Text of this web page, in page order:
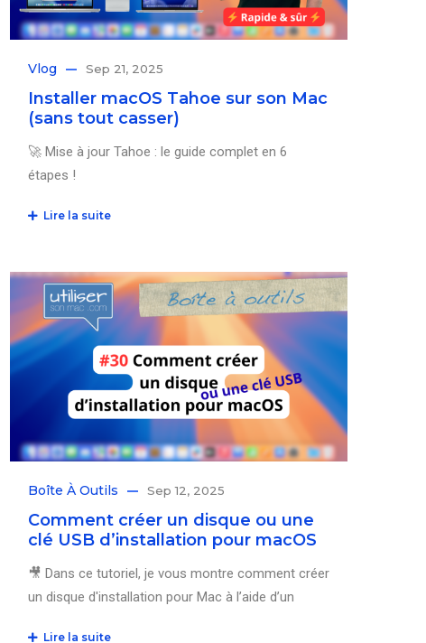
Vlog Sep 21, 2025
Installer macOS Tahoe sur son Mac
(sans tout casser)
🚀 Mise à jour Tahoe : le guide complet en 6
étapes !
Lire la suite
Boîte À Outils Sep 12, 2025
Comment créer un disque ou une
clé USB d’installation pour macOS
🎥 Dans ce tutoriel, je vous montre comment créer
un disque d'installation pour Mac à l’aide d’un
Lire la suite